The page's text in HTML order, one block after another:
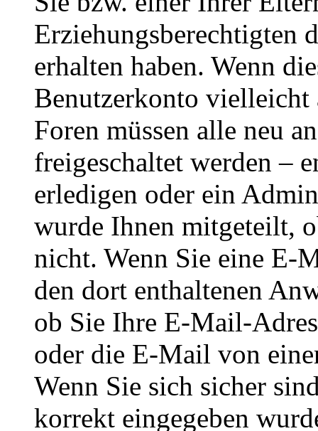
Erziehungsberechtigten
erhalten haben. Wenn
Benutzerkonto
Foren müssen alle neu
freigeschaltet werden –
erledigen oder ein
wurde Ihnen mitgeteilt,
nicht. Wenn Sie eine E-
den dort enthaltenen
ob Sie Ihre E-Mail-
oder die E-Mail von
Wenn Sie sich sicher
korrekt eingegeben